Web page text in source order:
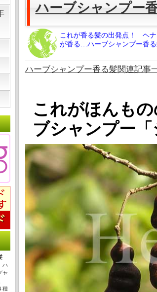
ハーブシャンプー
これが香る髪の出発点！ ヘ
が香る…ハーブシャンプー香
ハーブシャンプー香る髪関連記事
これがほんも
ブシャンプー「
ハ
セ
種